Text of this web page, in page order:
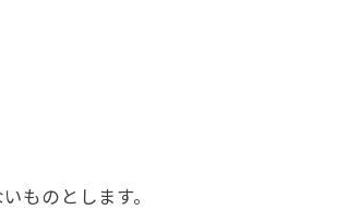
ものとします。